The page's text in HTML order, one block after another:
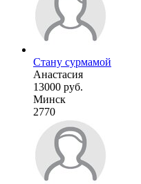
Стану сурмамой
Анастасия
13000 руб.
Минск
2770